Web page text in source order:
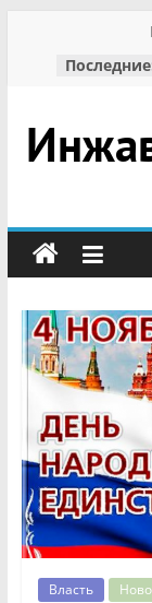
содержимому
сельский
портал
Власть